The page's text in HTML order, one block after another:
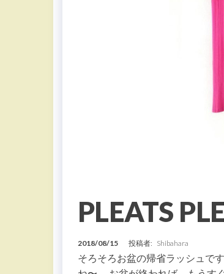
PLEATS
2018/08/15 投稿者: Shibahara
そろそろお盆の帰省ラッシュで